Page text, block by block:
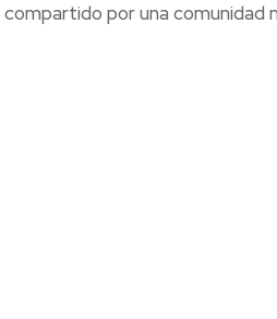
por una comunidad